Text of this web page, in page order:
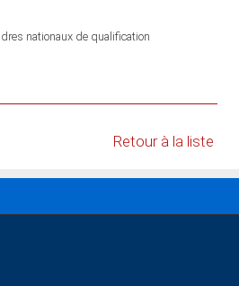
nationaux de qualification
Retour à la liste